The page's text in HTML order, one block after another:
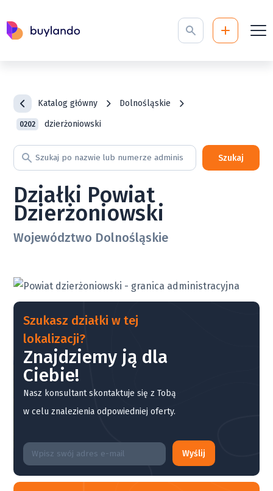
Katalog główny Dolnośląskie
0202 dzierżoniowski
Szukaj
Działki Powiat
Dzierżoniowski
Województwo Dolnośląskie
Szukasz działki w tej
lokalizacji?
Znajdziemy ją dla
Ciebie!
Nasz konsultant skontaktuje się z Tobą
w celu znalezienia odpowiedniej oferty.
Wyślij